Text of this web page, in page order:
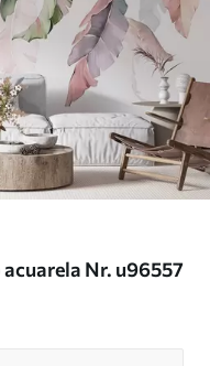
Nr. u96557